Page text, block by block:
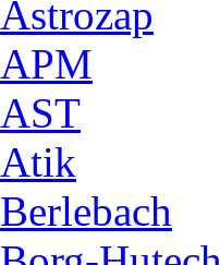
Astrozap
APM
AST
Atik
Berlebach